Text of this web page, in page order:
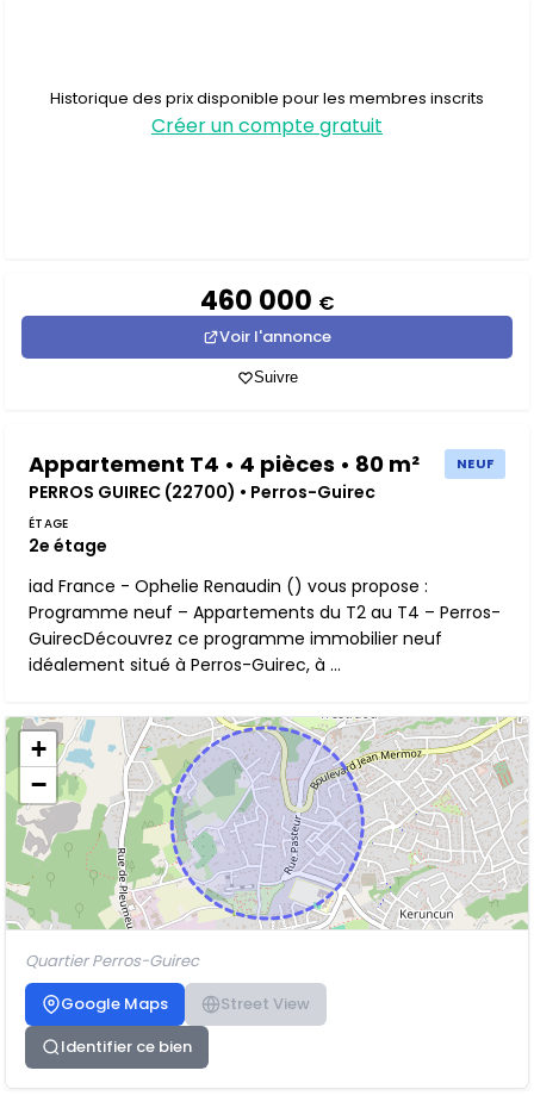
Historique des prix disponible pour les membres inscrits
Créer un compte gratuit
460 000 €
Voir l'annonce
Suivre
Appartement T4 • 4 pièces • 80 m² NEUF
PERROS GUIREC (22700) • Perros-Guirec
ÉTAGE
2e étage
iad France - Ophelie Renaudin () vous propose :
Programme neuf – Appartements du T2 au T4 – Perros-
GuirecDécouvrez ce programme immobilier neuf
idéalement situé à Perros-Guirec, à ...
+
−
Quartier Perros-Guirec
Google Maps
Street View
Identifier ce bien